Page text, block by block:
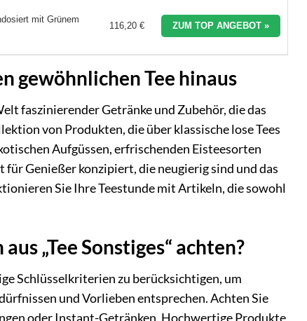
mit Grünem
116,20 € ZUM TOP ANGEBOT »
gewöhnlichen Tee hinaus
faszinierender Getränke und Zubehör, die das
von Produkten, die über klassische lose Tees
Aufgüssen, erfrischenden Eisteesorten
Genießer konzipiert, die neugierig sind und das
Sie Ihre Teestunde mit Artikeln, die sowohl
„Tee Sonstiges“ achten?
Schlüsselkriterien zu berücksichtigen, um
und Vorlieben entsprechen. Achten Sie
oder Instant-Getränken. Hochwertige Produkte